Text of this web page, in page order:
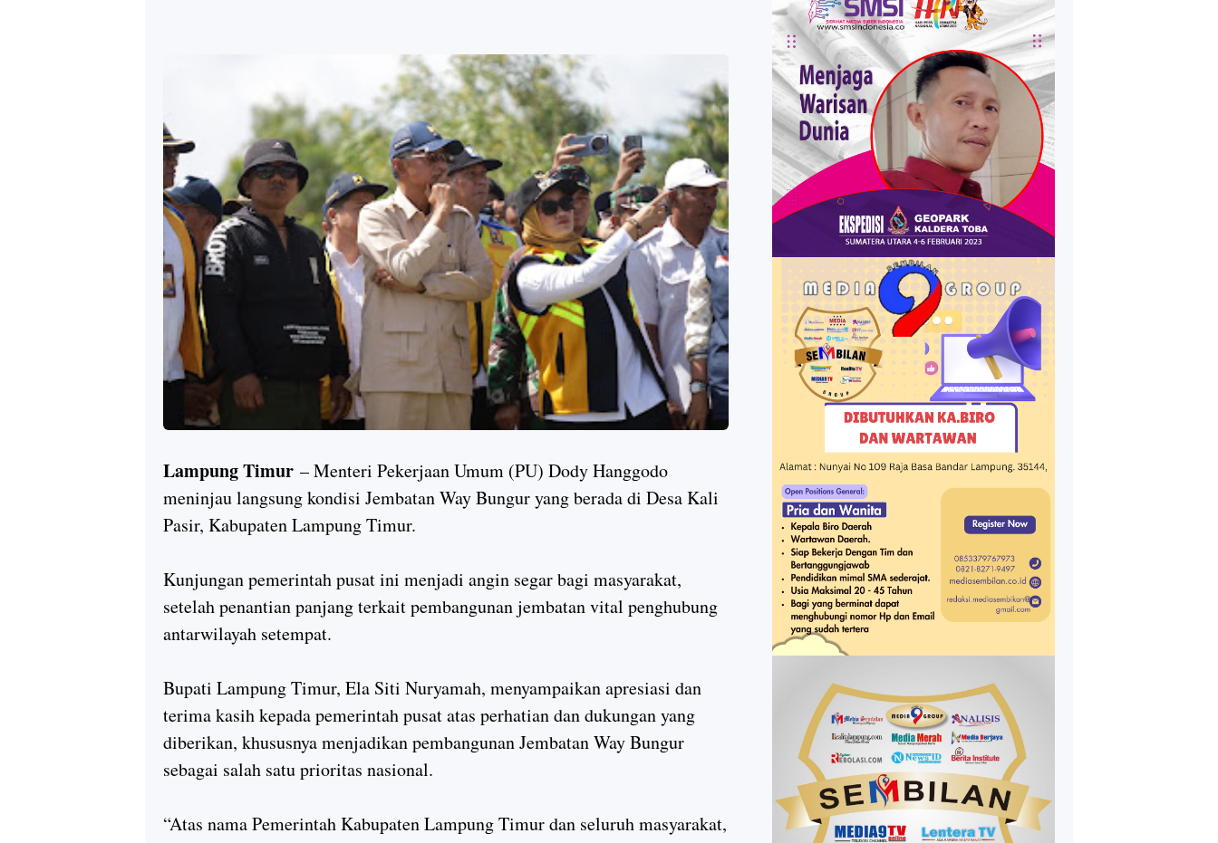
Lampung Timur – Menteri Pekerjaan Umum (PU) Dody Hanggodo
meninjau langsung kondisi Jembatan Way Bungur yang berada di Desa Kali
Pasir, Kabupaten Lampung Timur.
Kunjungan pemerintah pusat ini menjadi angin segar bagi masyarakat,
setelah penantian panjang terkait pembangunan jembatan vital penghubung
antarwilayah setempat.
Bupati Lampung Timur, Ela Siti Nuryamah, menyampaikan apresiasi dan
terima kasih kepada pemerintah pusat atas perhatian dan dukungan yang
diberikan, khususnya menjadikan pembangunan Jembatan Way Bungur
sebagai salah satu prioritas nasional.
“Atas nama Pemerintah Kabupaten Lampung Timur dan seluruh masyarakat,